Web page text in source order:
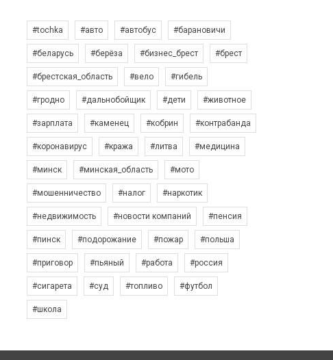
#tochka #авто #автобус #барановичи
#беларусь #берёза #бизнес_брест #брест
#брестская_область #вело #гибель
#гродно #дальнобойщик #дети #животное
#зарплата #каменец #кобрин #контрабанда
#коронавирус #кража #литва #медицина
#минск #минская_область #мото
#мошенничество #налог #наркотик
#недвижимость #новости компаний #пенсия
#пинск #подорожание #пожар #польша
#приговор #пьяный #работа #россия
#сигарета #суд #топливо #футбол
#школа